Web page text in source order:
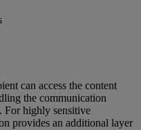
can access the content
the communication
For highly sensitive
provides an additional layer